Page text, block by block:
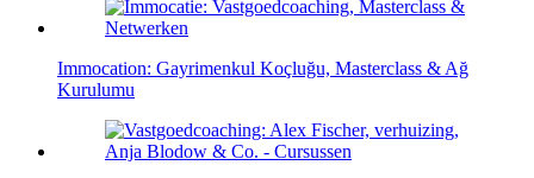
Immocation: Gayrimenkul Koçluğu, Masterclass & Ağ
Kurulumu